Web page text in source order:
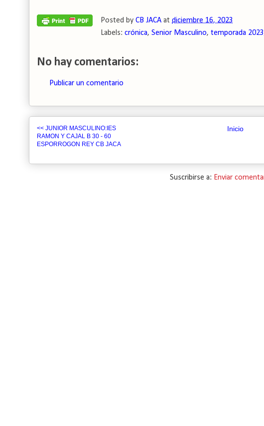
Posted by CB JACA at diciembre 16, 2023
Labels: crónica, Senior Masculino, temporada
No hay comentarios:
Publicar un comentario
<< JUNIOR MASCULINO:IES
RAMON Y CAJAL B 30 - 60
ESPORROGON REY CB JACA
Inicio
Suscribirse a: Enviar